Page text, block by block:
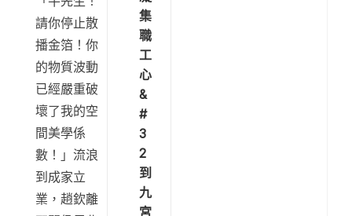
請你停止散
播金箔！你
的物質波動
已經嚴重破
壞了我的空
間美學係
數！」流浪
到成家立
業，趙欽離
集
職
工
心
&
#
3
2
到
九
宮